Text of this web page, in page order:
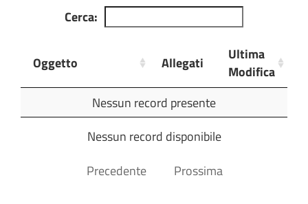
Cerca:
Oggetto Allegati
Ultima
Modifica
Allegati
Modifica
Nessun record presente
Nessun record disponibile
Precedente
Prossima